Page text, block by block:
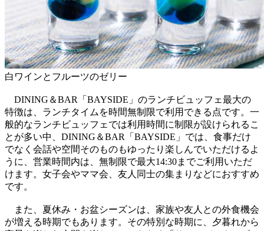
白ワインとフルーツのゼリー
DINING＆BAR「BAYSIDE」のランチビュッフェ最大の
特徴は、ランチタイムを時間無制限で利用できる点です。一
般的なランチビュッフェでは利用時間に制限が設けられるこ
とが多い中、DINING＆BAR「BAYSIDE」では、食事だけ
でなく会話や空間そのものもゆったり楽しんでいただけるよ
うに、営業時間内は、無制限で最大14:30までご利用いただ
けます。女子会やママ会、友人同士の集まりなどにおすすめ
です。
また、夏休み・お盆シーズンは、家族や友人との外食機会
が増える時期でもあります。その特別な時期に、夕暮れから